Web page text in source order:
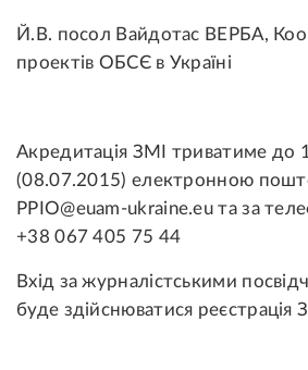
Й.В. посол Вайдотас ВЕРБА,
проектів ОБСЄ в Україні
Акредитація ЗМІ триватиме до
(08.07.2015) електронною
PPIO@euam-ukraine.eu та за
+38 067 405 75 44
Вхід за журналістськими
буде здійснюватися реєстрація